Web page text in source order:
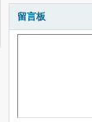
留言板